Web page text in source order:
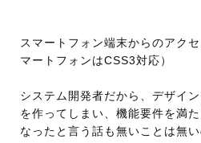
スマートフォン端末からのアク
マートフォンはCSS3対応）
システム開発者だから、デザイ
を作ってしまい、機能要件を満
なったと言う話も無いことは無い